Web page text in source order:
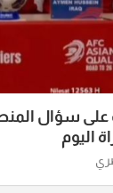
على سؤال
اليوم